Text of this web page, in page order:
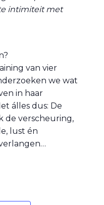
intimiteit met
van vier
we wat
in haar
álles dus: De
de verscheuring,
lust én